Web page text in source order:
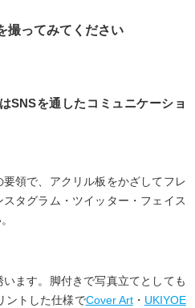
撮ってみてください
SNSを通したコミュニケーショ
領で、アクリル板をかざしてフレ
タグラム・ツイッター・フェイス
ます。脚付きで写真立てとしても
ントした仕様でCover Art・ UKIYOE